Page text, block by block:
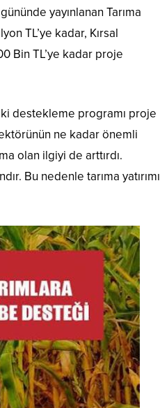
yayınlanan Tarıma
TL’ye kadar, Kırsal
Bin TL’ye kadar proje
iki destekleme programı proje
ne kadar önemli
olan ilgiyi de arttırdı.
Bu nedenle tarıma yatırımı